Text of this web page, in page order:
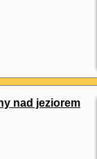
nad jeziorem